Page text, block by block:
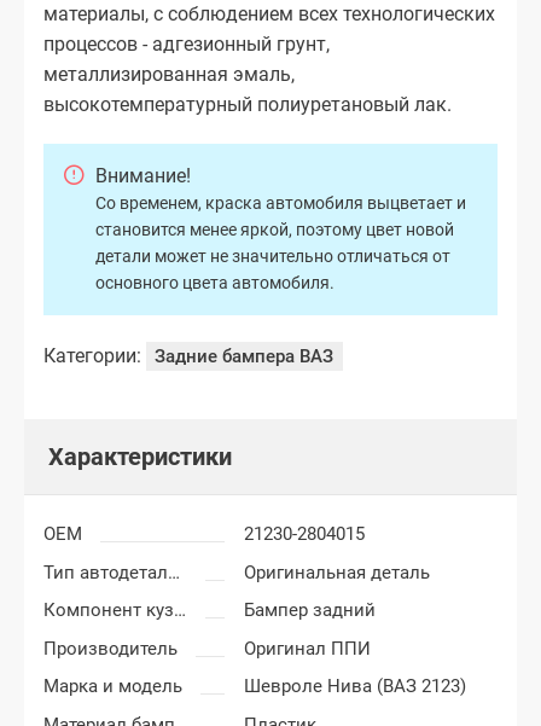
материалы, с соблюдением всех технологических
процессов - адгезионный грунт,
металлизированная эмаль,
высокотемпературный полиуретановый лак.
Внимание!
Со временем, краска автомобиля выцветает и
становится менее яркой, поэтому цвет новой
детали может не значительно отличаться от
основного цвета автомобиля.
Категории: Задние бампера ВАЗ
Характеристики
OEM
21230-2804015
Тип автодеталей
Оригинальная деталь
Компонент кузова
Бампер задний
Производитель
Оригинал ППИ
Марка и модель
Шевроле Нива (ВАЗ 2123)